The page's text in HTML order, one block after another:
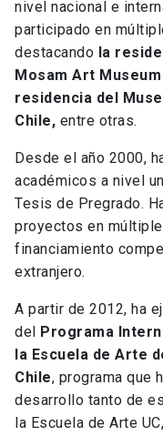
nivel nacional e
participado en
destacando la
Mosam Art
residencia del
Chile, entre otras.
Desde el año 2000,
académicos a nivel
Tesis de Pregrado.
proyectos en
financiamiento
extranjero.
A partir de 2012, ha
del Programa
la Escuela de Arte
Chile, programa que
desarrollo tanto de
la Escuela de Arte